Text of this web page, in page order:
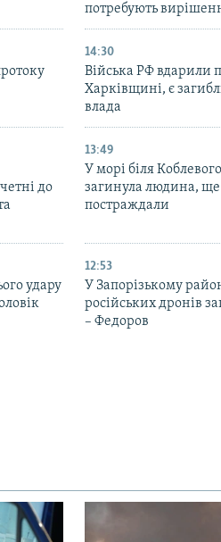
потребують
14:30
Війська РФ вдарили
Харківщині, є
влада
до
13:49
У морі біля
загинула людина, ще
постраждали
удару
12:53
У Запорізькому
російських дронів
– Федоров